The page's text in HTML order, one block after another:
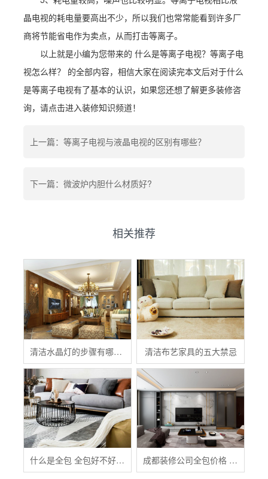
晶电视的耗电量要高出不少，所以我们也常常能看到许多厂
商将节能省电作为卖点，从而打击等离子。
以上就是小编为您带来的 什么是等离子电视？等离子电
视怎么样？ 的全部内容，相信大家在阅读完本文后对于什么
是等离子电视有了基本的认识，如果您还想了解更多装修咨
询，请点击进入装修知识频道！
上一篇：等离子电视与液晶电视的区别有哪些？
下一篇：微波炉内胆什么材质好?
相关推荐
清洁水晶灯的步骤有哪些？ 清洁布艺家具的五大禁忌
什么是全包 全包好不好 全包装修注意事项有哪些 成都装修公司全包价格 成都全包装修多少钱一平